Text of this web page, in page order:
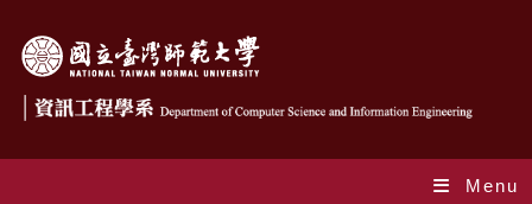
Menu